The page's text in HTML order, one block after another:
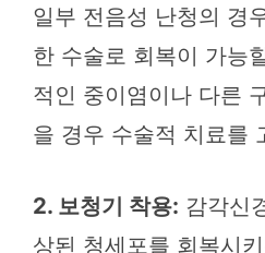
일부 전음성 난청의 경
한 수술로 회복이 가능
적인 중이염이나 다른
을 경우 수술적 치료를
2. 보청기 착용: 감각신
상된 청세포를 회복시